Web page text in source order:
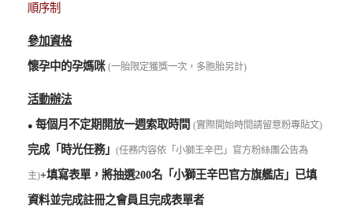
順序制
參加資格
懷孕中的孕媽咪 (一胎限定獲獎一次，多胞胎另計)
活動辦法
● 每個月不定期開放一週索取時間 (實際開始時間請留意粉專貼文)
完成「時光任務」 (任務内容依「小獅王辛巴」官方粉絲團公告為
主)+填寫表單，將抽選200名「小獅王辛巴官方旗艦店」已填
資料並完成註冊之會員且完成表單者